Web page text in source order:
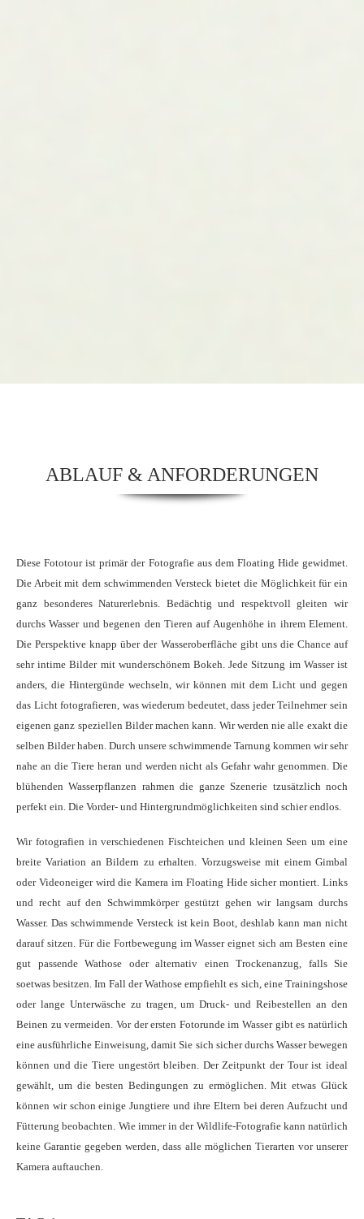
ABLAUF & ANFORDERUNGEN
Diese Fototour ist primär der Fotografie aus dem Floating Hide gewidmet.
Die Arbeit mit dem schwimmenden Versteck bietet die Möglichkeit für ein
ganz besonderes Naturerlebnis. Bedächtig und respektvoll gleiten wir
durchs Wasser und begenen den Tieren auf Augenhöhe in ihrem Element.
Die Perspektive knapp über der Wasseroberfläche gibt uns die Chance auf
sehr intime Bilder mit wunderschönem Bokeh. Jede Sitzung im Wasser ist
anders, die Hintergünde wechseln, wir können mit dem Licht und gegen
das Licht fotografieren, was wiederum bedeutet, dass jeder Teilnehmer sein
eigenen ganz speziellen Bilder machen kann. Wir werden nie alle exakt die
selben Bilder haben. Durch unsere schwimmende Tarnung kommen wir sehr
nahe an die Tiere heran und werden nicht als Gefahr wahr genommen. Die
blühenden Wasserpflanzen rahmen die ganze Szenerie tzusätzlich noch
perfekt ein. Die Vorder- und Hintergrundmöglichkeiten sind schier endlos.
Wir fotografien in verschiedenen Fischteichen und kleinen Seen um eine
breite Variation an Bildern zu erhalten. Vorzugsweise mit einem Gimbal
oder Videoneiger wird die Kamera im Floating Hide sicher montiert. Links
und recht auf den Schwimmkörper gestützt gehen wir langsam durchs
Wasser. Das schwimmende Versteck ist kein Boot, deshlab kann man nicht
darauf sitzen. Für die Fortbewegung im Wasser eignet sich am Besten eine
gut passende Wathose oder alternativ einen Trockenanzug, falls Sie
soetwas besitzen. Im Fall der Wathose empfiehlt es sich, eine Trainingshose
oder lange Unterwäsche zu tragen, um Druck- und Reibestellen an den
Beinen zu vermeiden. Vor der ersten Fotorunde im Wasser gibt es natürlich
eine ausführliche Einweisung, damit Sie sich sicher durchs Wasser bewegen
können und die Tiere ungestört bleiben. Der Zeitpunkt der Tour ist ideal
gewählt, um die besten Bedingungen zu ermöglichen. Mit etwas Glück
können wir schon einige Jungtiere und ihre Eltern bei deren Aufzucht und
Fütterung beobachten. Wie immer in der Wildlife-Fotografie kann natürlich
keine Garantie gegeben werden, dass alle möglichen Tierarten vor unserer
Kamera auftauchen.